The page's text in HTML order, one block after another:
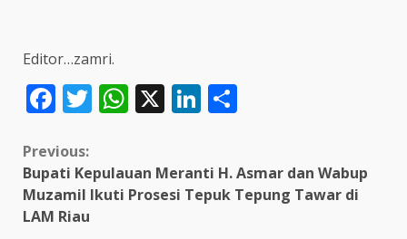
Editor…zamri.
Facebook
Twitter
WhatsApp
X LinkedIn
Continue
Reading
Previous:
Bupati Kepulauan Meranti H. Asmar dan Wabup
Muzamil Ikuti Prosesi Tepuk Tepung Tawar di
LAM Riau